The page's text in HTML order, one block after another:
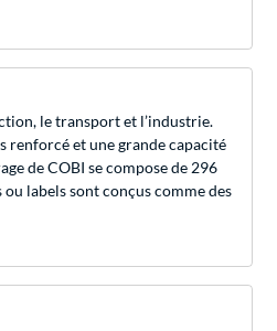
le transport et l’industrie.
renforcé et une grande capacité
de COBI se compose de 296
labels sont conçus comme des